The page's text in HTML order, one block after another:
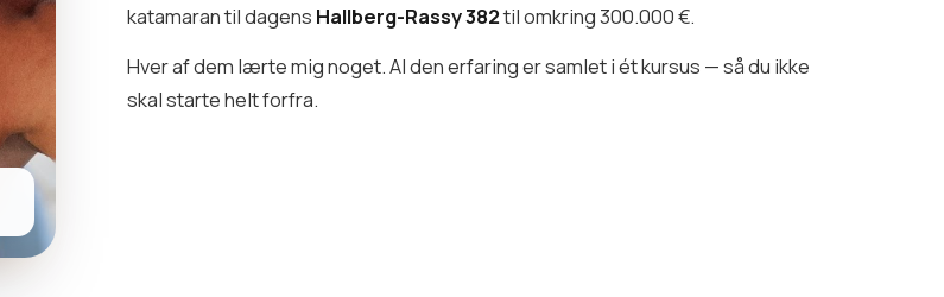
katamaran til dagens Hallberg-Rassy 382til omkring 300.000 €.
Hver af dem lærte mig noget. Al den erfaring er samlet i ét kursus — så du ikke
skal starte helt forfra.